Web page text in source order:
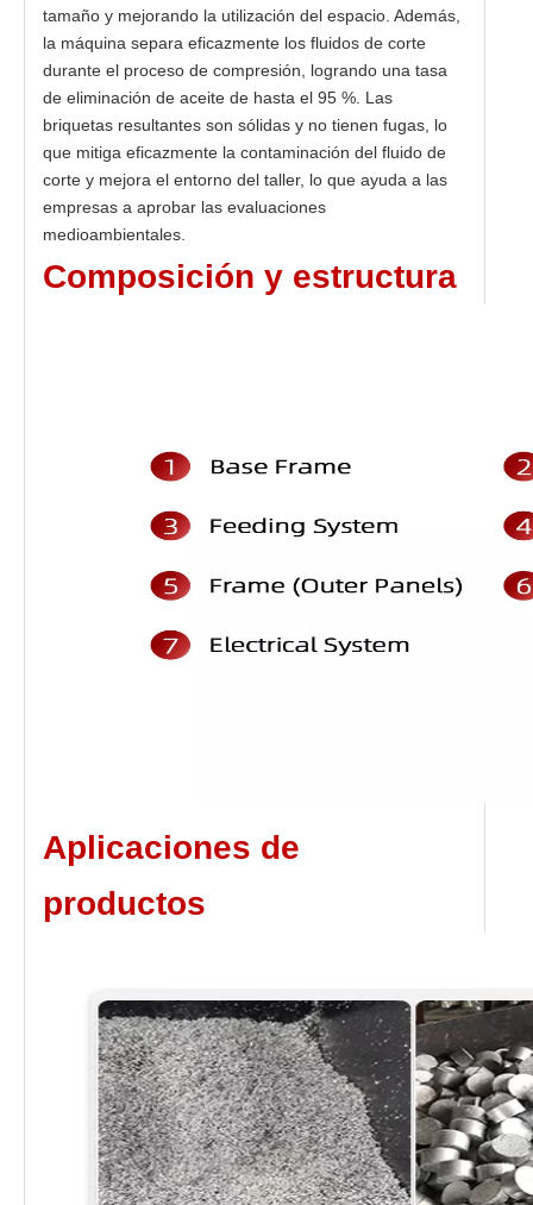
tamaño y mejorando la utilización del espacio. Además,
la máquina separa eficazmente los fluidos de corte
durante el proceso de compresión, logrando una tasa
de eliminación de aceite de hasta el 95 %. Las
briquetas resultantes son sólidas y no tienen fugas, lo
que mitiga eficazmente la contaminación del fluido de
corte y mejora el entorno del taller, lo que ayuda a las
empresas a aprobar las evaluaciones
medioambientales.
Composición y estructura
Aplicaciones de
productos